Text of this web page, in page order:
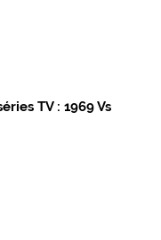
TV : 1969 Vs